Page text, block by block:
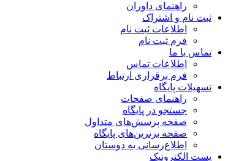
راهنمای داوران
ثبت نام و اشتراک
اطلاعات ثبت نام
فرم ثبت نام
تماس با ما
اطلاعات تماس
فرم برقراری ارتباط
تسهیلات پایگاه
راهنمای صفحات
جستجو در پایگاه
صفحه پرسش‌های متداول
صفحه برترین‌های پایگاه
اطلاع‌رسانی به دوستان
پست الکترونیک